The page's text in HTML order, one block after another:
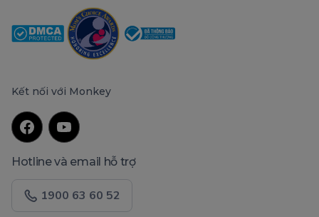
Kết nối với Monkey
Hotline và email hỗ trợ
1900 63 60 52